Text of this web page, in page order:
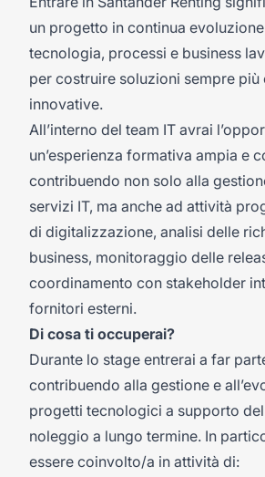
un progetto in continua
tecnologia, processi e business
per costruire soluzioni sempre più
innovative.
All’interno del team IT avrai
un’esperienza formativa ampia e
contribuendo non solo alla
servizi IT, ma anche ad attività
di digitalizzazione, analisi delle
business, monitoraggio delle
coordinamento con stakeholder
fornitori esterni.
Di cosa ti occuperai?
Durante lo stage entrerai a far
contribuendo alla gestione e
progetti tecnologici a supporto
noleggio a lungo termine. In
essere coinvolto/a in attività di: